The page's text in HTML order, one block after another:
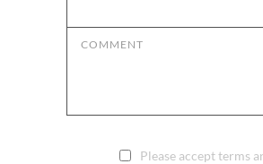
COMMENT
Please accept terms